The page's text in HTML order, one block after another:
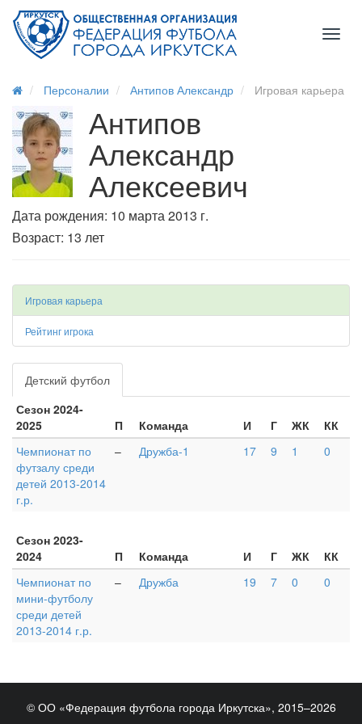
Персоналии Антипов Александр Игровая карьера
Антипов
Александр
Алексеевич
Дата рождения: 10 марта 2013 г.
Возраст: 13 лет
Игровая карьера
Рейтинг игрока
Детский футбол
Сезон 2024-
2025
П Команда И Г ЖК
КК
Чемпионат по
футзалу среди
детей 2013-2014
г.р.
– Дружба-1 17 9 1 0
Сезон 2023-
2024
П Команда И Г ЖК
КК
Чемпионат по
мини-футболу
среди детей
2013-2014 г.р.
– Дружба 19 7 0 0
© ОО «Федерация футбола города Иркутска», 2015–2026